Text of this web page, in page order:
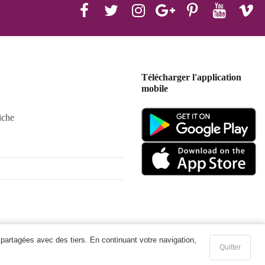
avec des tiers. En continuant votre navigation,
Quitter
Télécharger l'application
mobile